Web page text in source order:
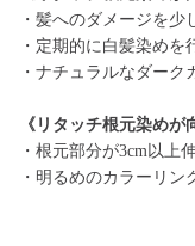
・髪へのダメージを少
・定期的に白髪染めを
・ナチュラルなダー
《リタッチ根元染めが
・根元部分が3cm以上
・明るめのカラーリン